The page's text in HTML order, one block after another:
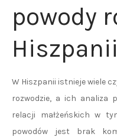
powody
W Hiszpanii istnieje wiele
rozwodzie, a ich analiza
relacji małżeńskich w
powodów jest brak